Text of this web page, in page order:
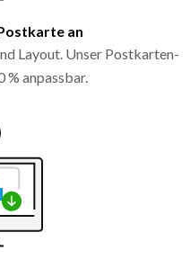
an
Layout. Unser Postkarten-
% anpassbar.